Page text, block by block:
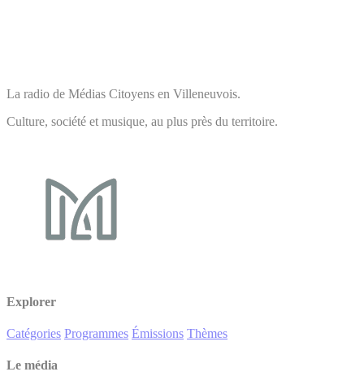
La radio de Médias Citoyens en Villeneuvois.
Culture, société et musique, au plus près du territoire.
Explorer
Catégories Programmes Émissions Thèmes
Le média